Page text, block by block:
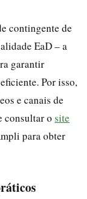
contingente de
EaD – a
garantir
Por isso,
e canais de
consultar o site
para obter